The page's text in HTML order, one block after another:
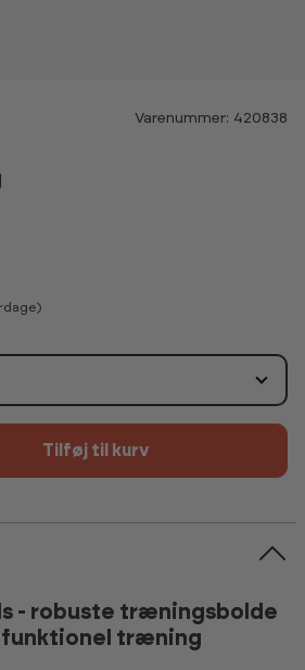
Varenummer: 420838
Tilføj til kurv
- robuste træningsbolde
funktionel træning